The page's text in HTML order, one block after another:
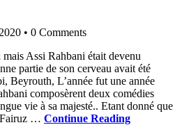
• 0 Comments
Assi Rahbani était devenu
partie de son cerveau avait été
Beyrouth, L’année fut une année
composèrent deux comédies
vie à sa majesté.. Etant donné que
Fairuz … Continue Reading